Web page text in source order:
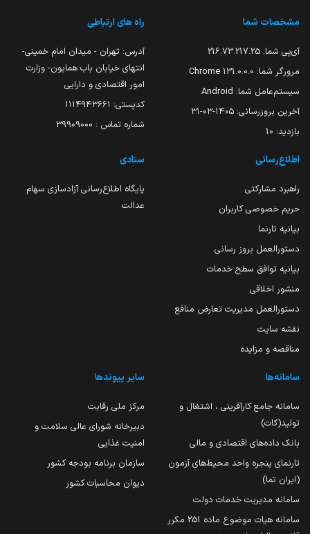
مشخصات شما
آی‌پی شما: 216.73.217.25
مرورگر شما: 131.0.0.0 Chrome
سیستم‌عامل شما: Android
آخرین بروزرسانی: ۱۴۰۵-۰۳-۳۱
بازدید: 10
راه های ارتباطی
آدرس: تهران - میدان امام خمینی-
انتهای خیابان باب همایون- وزارت
امور اقتصادی و دارایی
کدپستی: ۱۱۱۴۹۴۳۶۶۱
شماره تماس : 39909000
اطلاع‌رسانی
راهبرد مشارکتی
حریم خصوصی کاربران
بیانیه تارنما
دستورالعمل بروز رسانی
بیانیه توافق سطح خدمات
منشور اخلاقی
دستورالعمل مدیریت تعارض منافع
نقشه سایت
مناقصه و مزایده
ستادی
پایگاه اطلاع‌رسانی آزادسازی سهام
عدالت
سامانه‌ها
سامانه جامع کارآفرینی ، اشتغال و
تولید(کات)
بانک داده‌های اقتصادی و مالی
تارنمای پنجره واحد محیط‌های آزمون
(ایران تما)
سامانه مدیریت خدمات دولت
سامانه هیات موضوع ماده 251 مکرر
سایر پیوندها
مرکز ملی رقابت
دبیرخانه شورای عالی سلامت و
امنیت غذایی
سازمان برنامه بودجه کشور
دیوان محاسبات کشور